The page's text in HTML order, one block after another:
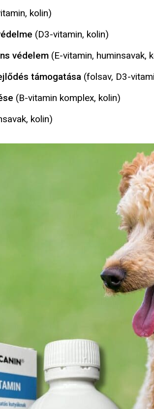
kolin)
(D3-vitamin, kolin)
védelem (E-vitamin, huminsavak,
támogatása (folsav, D3-
(B-vitamin komplex, kolin)
kolin)